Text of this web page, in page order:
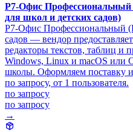
Р7-Офис Профессиональный
для школ и детских садов)
Р7-Офис Профессиональный
садов — вендор
редакторы текстов, таблиц и
Windows, Linux и macOS или
школы. Оформляем поставку
по запросу, от 1 пользователя.
по запросу
по запросу
→